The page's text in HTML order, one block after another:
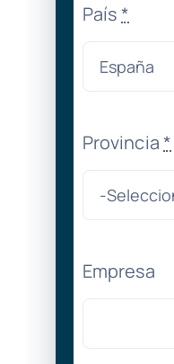
País*
Provincia*
Empresa